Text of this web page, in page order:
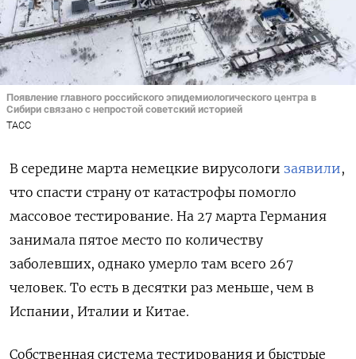
Появление главного российского эпидемиологического центра в
Сибири связано с непростой советский историей
ТАСС
В середине марта немецкие вирусологи заявили,
что спасти страну от катастрофы помогло
массовое тестирование. На 27 марта Германия
занимала пятое место по количеству
заболевших, однако умерло там всего 267
человек. То есть в десятки раз меньше, чем в
Испании, Италии и Китае.
Собственная система тестирования и быстрые